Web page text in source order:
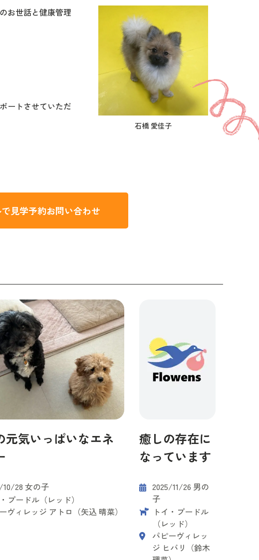
お世話と健康管理
ートさせていただ
石橋 愛佳子
見学予約お問い合わせ
元気いっぱいなエネ
10/28 女の子
プードル（レッド）
ヴィレッジ アトロ（矢込 晴菜）
癒しの存在に
なっています
2025/11/26 男の
子
トイ・プードル
（レッド）
パピーヴィレッ
ジ ヒバリ（鈴木